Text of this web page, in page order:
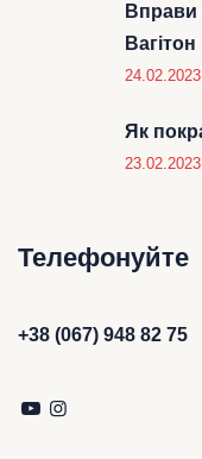
Вправи
Вагітон
24.02.2023
Як
23.02.2023
Телефонуйте
+38 (067) 948 82 75